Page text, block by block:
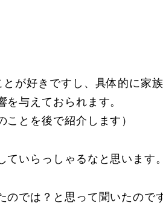
が好きですし、具体的に家
与えておられます。
ことを後で紹介します）
いらっしゃるなと思います。
では？と思って聞いたので